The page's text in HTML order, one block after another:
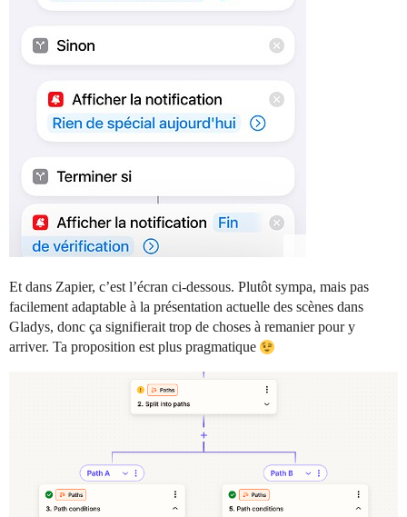
Et dans Zapier, c’est l’écran ci-dessous. Plutôt sympa, mais pas
facilement adaptable à la présentation actuelle des scènes dans
Gladys, donc ça signifierait trop de choses à remanier pour y
arriver. Ta proposition est plus pragmatique